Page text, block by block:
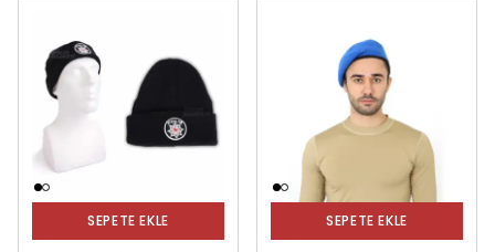
SEPETE EKLE SEPETE EKLE